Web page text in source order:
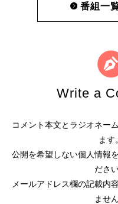
番組一
Write a
コメント本文とラジオネー
ます。
公開を希望しない個人情報
ださい
メールアドレス欄の記載内
ません